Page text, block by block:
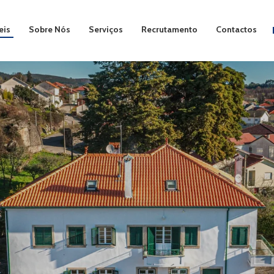
Sobre Nós Serviços Recrutamento Contactos